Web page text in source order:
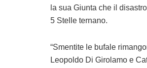
la sua Giunta che il
5 Stelle ternano.
“Smentite le bufale
Leopoldo Di Girolamo e